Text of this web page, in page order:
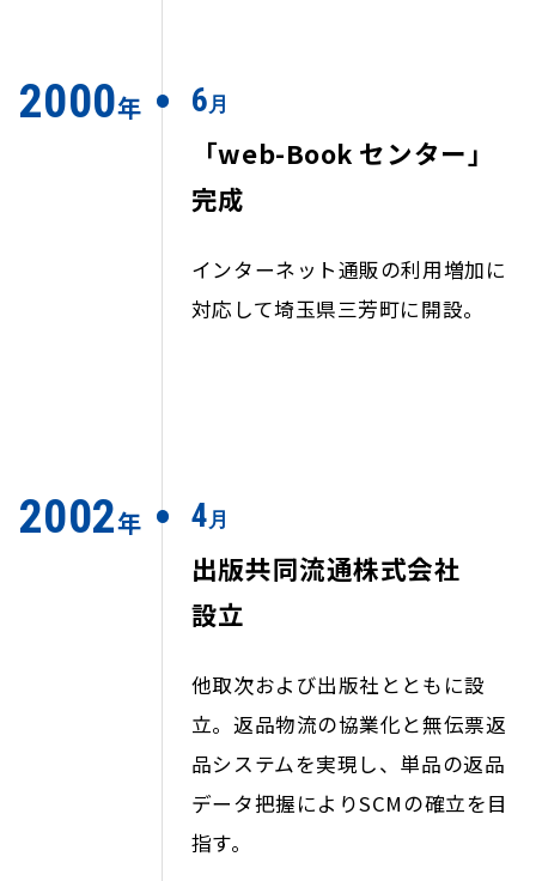
2000年 6 月
「web-Book センター」
完成
インターネット通販の利用増加に
対応して埼玉県三芳町に開設。
2002年 4 月
出版共同流通株式会社
設立
他取次および出版社とともに設
立。返品物流の協業化と無伝票返
品システムを実現し、単品の返品
データ把握によりSCMの確立を目
指す。